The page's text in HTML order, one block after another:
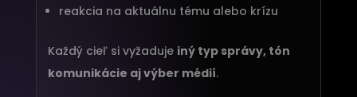
reakcia na aktuálnu tému alebo krízu
Každý cieľ si vyžaduje iný typ správy, tón
komunikácie aj výber médií.